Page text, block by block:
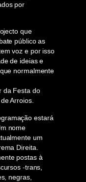
por
que
público as
voz e por isso
de ideias e
normalmente
da Festa do
Arroios.
estará
nome
um
Direita.
postas à
-trans,
negras,